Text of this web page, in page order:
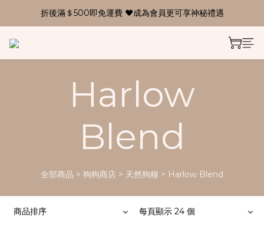
折後滿＄500即免運費 ❤成為會員更可享神秘禮遇
Harlow
Blend
全部商品 > 狗狗商店 > 天然狗糧 > Harlow Blend
商品排序 每頁顯示 24 個